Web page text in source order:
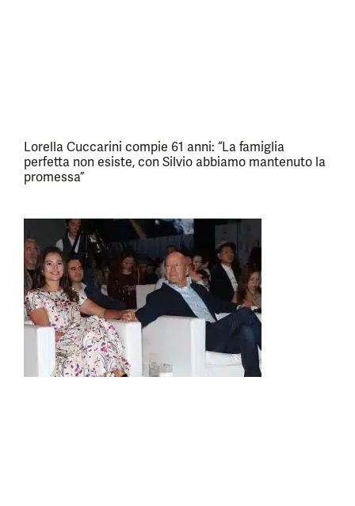
Lorella Cuccarini compie 61 anni: “La famiglia
perfetta non esiste, con Silvio abbiamo mantenuto la
promessa”